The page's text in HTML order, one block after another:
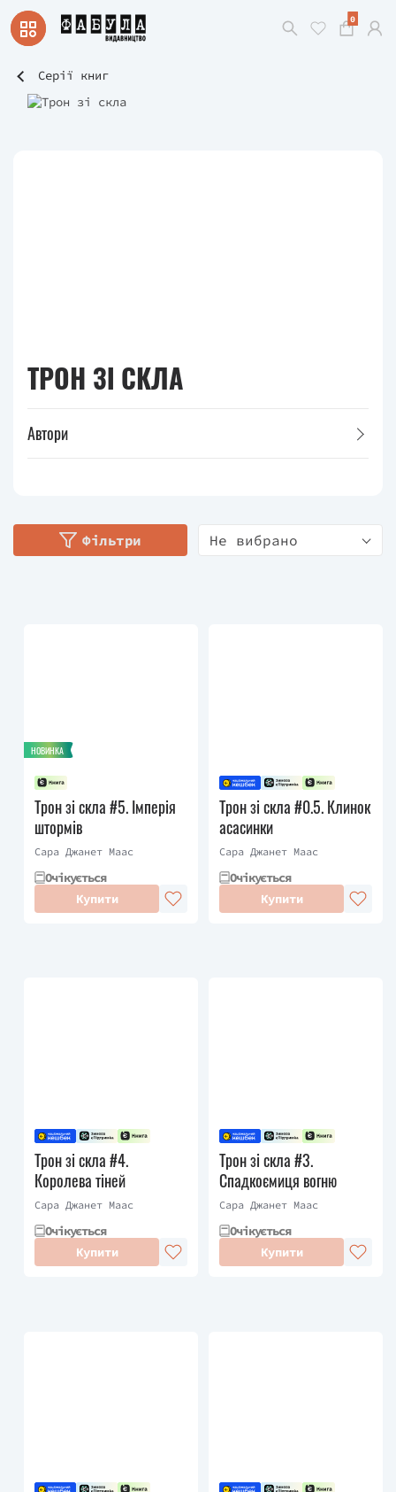
0
Серії книг
ТРОН ЗІ СКЛА
Автори
Фільтри Не вибрано
НОВИНКА
Трон зі скла #5. Імперія
штормів
Сара Джанет Маас
Очікується
Купити
Трон зі скла #0.5. Клинок
асасинки
Сара Джанет Маас
Очікується
Купити
Трон зі скла #4.
Королева тіней
Сара Джанет Маас
Очікується
Купити
Трон зі скла #3.
Cпадкоємиця вогню
Сара Джанет Маас
Очікується
Купити